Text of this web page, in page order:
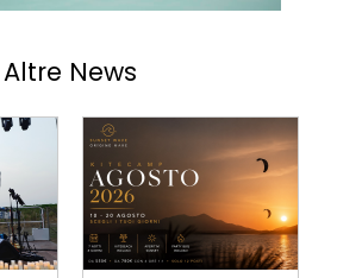
Altre News